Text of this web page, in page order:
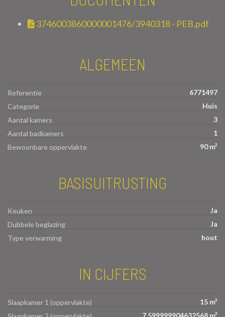
3746003860000001476/3940318 - PEB.pdf
ALGEMEEN
Referentie
6771497
Categorie
Huis
Aantal kamers
3
Aantal badkamers
1
Bewoonbare oppervlakte
90 m²
BASISUITRUSTING
Keuken
Ja
Dubbele beglazing
Ja
Type verwarming
hout
IN CIJFERS
Slaapkamer 1 (oppervlakte)
15 m²